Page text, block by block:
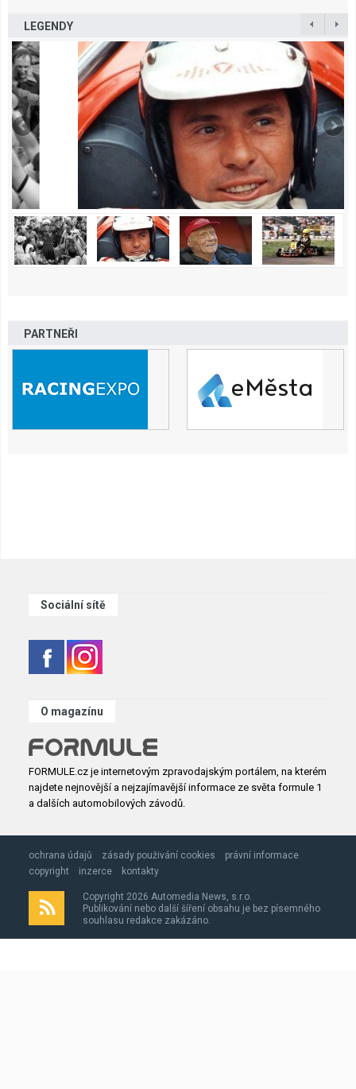
LEGENDY
PARTNEŘI
Sociální sítě
O magazínu
FORMULE.cz je internetovým zpravodajským portálem, na kterém
najdete nejnovější a nejzajímavější informace ze světa formule 1
a dalších automobilových závodů.
ochrana údajů zásady použivání cookies
právní informace
copyright
inzerce kontakty
Copyright 2026 Automedia News, s.r.o.
Publikování nebo další šíření obsahu je bez písemného
souhlasu redakce zakázáno.